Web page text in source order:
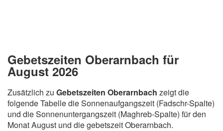
Gebetszeiten Oberarnbach für
August 2026
Zusätzlich zu Gebetszeiten Oberarnbach zeigt die
folgende Tabelle die Sonnenaufgangszeit (Fadschr-Spalte)
und die Sonnenuntergangszeit (Maghreb-Spalte) für den
Monat August und die gebetszeit Oberarnbach.